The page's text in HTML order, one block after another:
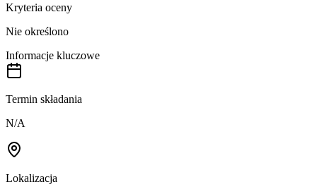
Kryteria oceny
Nie określono
Informacje kluczowe
Termin składania
N/A
Lokalizacja